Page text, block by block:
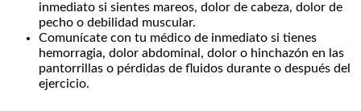
inmediato si sientes mareos, dolor de cabeza, dolor de
pecho o debilidad muscular.
Comunícate con tu médico de inmediato si tienes
hemorragia, dolor abdominal, dolor o hinchazón en las
pantorrillas o pérdidas de fluidos durante o después del
ejercicio.